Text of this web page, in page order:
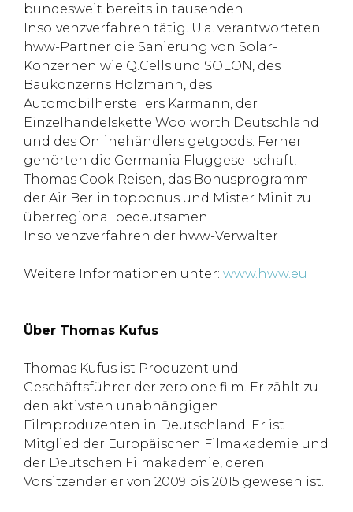
bundesweit bereits in tausenden
Insolvenzverfahren tätig. U.a. verantworteten
hww-Partner die Sanierung von Solar-
Konzernen wie Q.Cells und SOLON, des
Baukonzerns Holzmann, des
Automobilherstellers Karmann, der
Einzelhandelskette Woolworth Deutschland
und des Onlinehändlers getgoods. Ferner
gehörten die Germania Fluggesellschaft,
Thomas Cook Reisen, das Bonusprogramm
der Air Berlin topbonus und Mister Minit zu
überregional bedeutsamen
Insolvenzverfahren der hww-Verwalter
Weitere Informationen unter: www.hww.eu
Über Thomas Kufus
Thomas Kufus ist Produzent und
Geschäftsführer der zero one film. Er zählt zu
den aktivsten unabhängigen
Filmproduzenten in Deutschland. Er ist
Mitglied der Europäischen Filmakademie und
der Deutschen Filmakademie, deren
Vorsitzender er von 2009 bis 2015 gewesen ist.